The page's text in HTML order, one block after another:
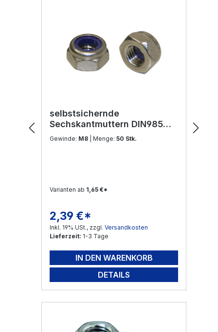
selbstsichernde
Sechskantmuttern DIN985
M8 Edelstahl V2A
Gewinde: M8 | Menge: 50 Stk.
Varianten ab 1,65 €*
Regulärer Preis:
2,39 €*
Inkl. 19% USt., zzgl. Versandkosten
Lieferzeit: 1-3 Tage
IN DEN WARENKORB
DETAILS